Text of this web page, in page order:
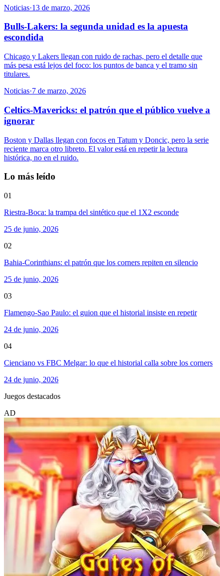
Noticias·13 de marzo, 2026
Bulls-Lakers: la segunda unidad es la apuesta
escondida
Chicago y Lakers llegan con ruido de rachas, pero el detalle que
más pesa está lejos del foco: los puntos de banca y el tramo sin
titulares.
Noticias·7 de marzo, 2026
Celtics-Mavericks: el patrón que el público vuelve a
ignorar
Boston y Dallas llegan con focos en Tatum y Doncic, pero la serie
reciente marca otro libreto. El valor está en repetir la lectura
histórica, no en el ruido.
Lo más leído
01
Riestra-Boca: la trampa del sintético que el 1X2 esconde
25 de junio, 2026
02
Bahia-Corinthians: el patrón que los corners repiten en silencio
25 de junio, 2026
03
Flamengo-Sao Paulo: el guion que el historial insiste en repetir
24 de junio, 2026
04
Cienciano vs FBC Melgar: lo que el historial calla sobre los corners
24 de junio, 2026
Juegos destacados
AD